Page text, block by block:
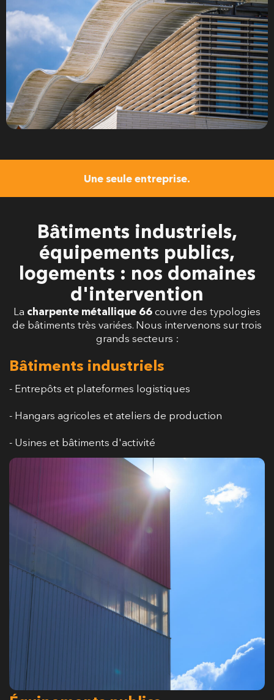
Une seule entreprise.
Bâtiments industriels,
équipements publics,
logements : nos domaines
d'intervention
La charpente métallique 66couvre des typologies
de bâtiments très variées. Nous intervenons sur trois
grands secteurs :
Bâtiments industriels
- Entrepôts et plateformes logistiques
- Hangars agricoles et ateliers de production
- Usines et bâtiments d'activité